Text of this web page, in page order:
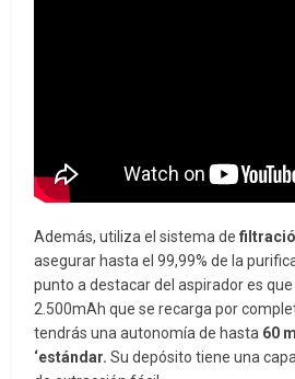
Además, utiliza el sistema de
asegurar hasta el 99,99% de la
punto a destacar del aspirador es
2.500mAh que se recarga por
tendrás una autonomía de hasta 60
‘estándar.Su depósito tiene una